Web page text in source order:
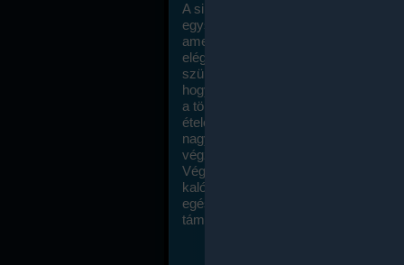
A sikeres fogyás titka valójában igen
egyszerű: égess több energiát, mint
amennyit beviszel. Természetesen
elég nagy fegyelemre és akaraterőre
szükség, de meglepődve fogod
hogy a kalóriaszámolás mennyire
a többi diétához képest. Itt nincsenek
ételek és a megengedett kalóriabevitelt
nagymértékben növelheted ha
végzel.
Végül, de nem utolsó sorban, a
kalóriaszámolás módszerét a legtöbb
egészségügyi szakorvos ajánlja és
támogatja.